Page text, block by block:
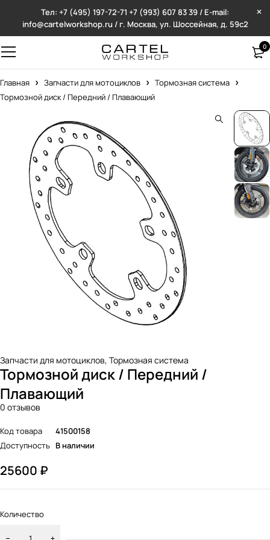
Тел: +7 (495) 197-72-71 +7 (993) 607 83 39 / E-mail:
info@cartelworkshop.ru / г. Москва, ул. Шоссейная, д. 59с2
0
Главная Запчасти для мотоциклов
Тормозная система
Тормозной диск / Передний / Плавающий
Запчасти для мотоциклов, Тормозная система
Тормозной диск / Передний /
Плавающий
0 отзывов
Код товара
41500158
Доступность В наличии
25600 ₽
Количество